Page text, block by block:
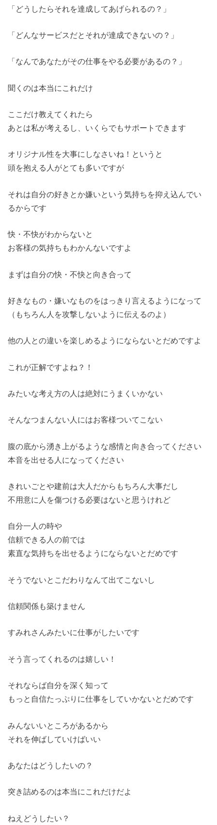
「どうしたらそれを達成してあげられるの？」
「どんなサービスだとそれが達成できないの？」
「なんであなたがその仕事をやる必要があるの？」
聞くのは本当にこれだけ
ここだけ教えてくれたら
あとは私が考えるし、いくらでもサポートできます
オリジナル性を大事にしなさいね！というと
頭を抱える人がとても多いですが
それは自分の好きとか嫌いという気持ちを抑え込んでい
るからです
快・不快がわからないと
お客様の気持ちもわかんないですよ
まずは自分の快・不快と向き合って
好きなもの・嫌いなものをはっきり言えるようになって
（もちろん人を攻撃しないように伝えるのよ）
他の人との違いを楽しめるようにならないとだめですよ
これが正解ですよね？！
みたいな考え方の人は絶対にうまくいかない
そんなつまんない人にはお客様ついてこない
腹の底から湧き上がるような感情と向き合ってください
本音を出せる人になってください
きれいごとや建前は大人だからもちろん大事だし
不用意に人を傷つける必要はないと思うけれど
自分一人の時や
信頼できる人の前では
素直な気持ちを出せるようにならないとだめです
そうでないとこだわりなんて出てこないし
信頼関係も築けません
すみれさんみたいに仕事がしたいです
そう言ってくれるのは嬉しい！
それならば自分を深く知って
もっと自信たっぷりに仕事をしていかないとだめです
みんないいところがあるから
それを伸ばしていけばいい
あなたはどうしたいの？
突き詰めるのは本当にこれだけだよ
ねえどうしたい？